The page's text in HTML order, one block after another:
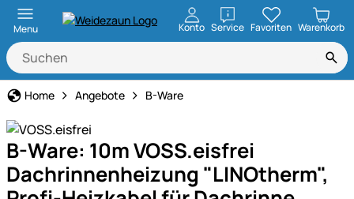
Menu Konto ServiceöffnenFavoriten Warenkorb
Home Angebote B-Ware
B-Ware: 10m VOSS.eisfrei
Dachrinnenheizung "LINOtherm",